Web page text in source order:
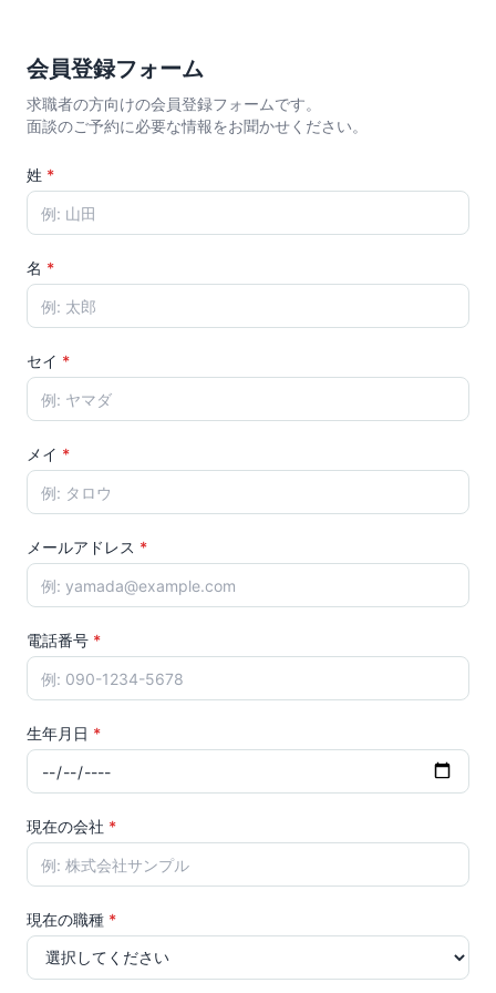
会員登録フォーム
求職者の方向けの会員登録フォームです。
面談のご予約に必要な情報をお聞かせください。
姓 *
名 *
セイ *
メイ *
メールアドレス *
電話番号 *
生年月日 *
現在の会社 *
現在の職種 *